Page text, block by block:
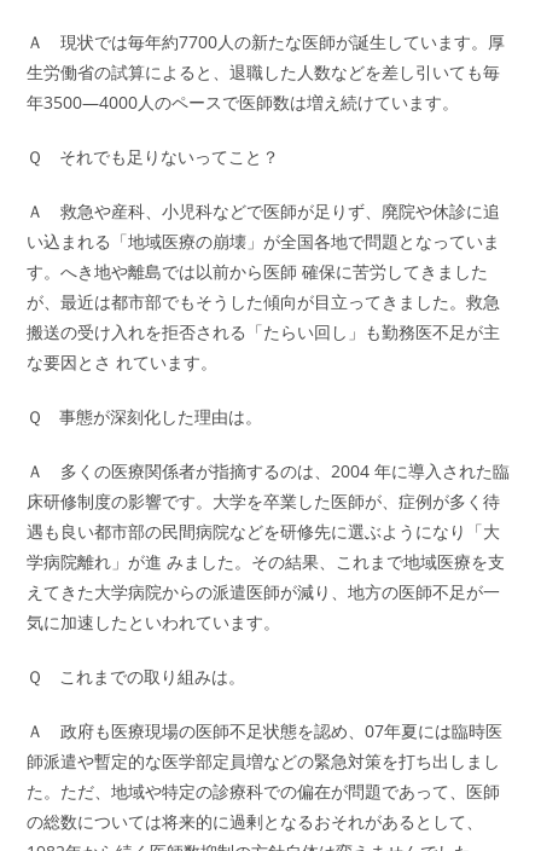
Ａ 現状では毎年約7700人の新たな医師が誕生しています。厚
生労働省の試算によると、退職した人数などを差し引いても毎
年3500―4000人のペースで医師数は増え続けています。
Ｑ それでも足りないってこと？
Ａ 救急や産科、小児科などで医師が足りず、廃院や休診に追
い込まれる「地域医療の崩壊」が全国各地で問題となっていま
す。へき地や離島では以前から医師 確保に苦労してきました
が、最近は都市部でもそうした傾向が目立ってきました。救急
搬送の受け入れを拒否される「たらい回し」も勤務医不足が主
な要因とさ れています。
Ｑ 事態が深刻化した理由は。
Ａ 多くの医療関係者が指摘するのは、2004 年に導入された臨
床研修制度の影響です。大学を卒業した医師が、症例が多く待
遇も良い都市部の民間病院などを研修先に選ぶようになり「大
学病院離れ」が進 みました。その結果、これまで地域医療を支
えてきた大学病院からの派遣医師が減り、地方の医師不足が一
気に加速したといわれています。
Ｑ これまでの取り組みは。
Ａ 政府も医療現場の医師不足状態を認め、07年夏には臨時医
師派遣や暫定的な医学部定員増などの緊急対策を打ち出しまし
た。ただ、地域や特定の診療科での偏在が問題であって、医師
の総数については将来的に過剰となるおそれがあるとして、